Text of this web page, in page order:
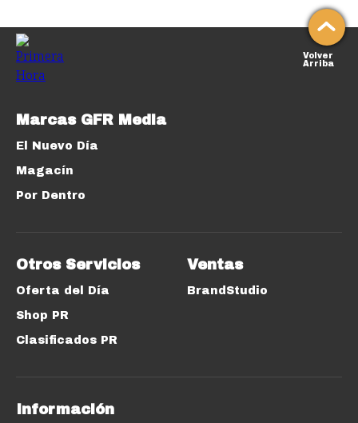
Volver
Arriba
Marcas GFR Media
El Nuevo Día
Magacín
Por Dentro
Otros Servicios
Oferta del Día
Shop PR
Clasificados PR
Ventas
BrandStudio
Información